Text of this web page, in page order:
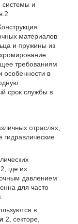
системы и
2
материалов
и пружины из
требованиям
особенности в
срок службы в
отраслях,
2, где их
давлением
для часто
в
2, секторе,